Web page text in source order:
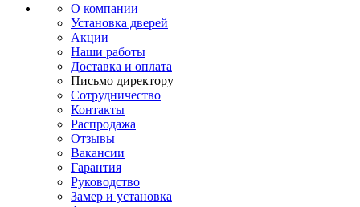
О компании
Установка дверей
Акции
Наши работы
Доставка и оплата
Письмо директору
Сотрудничество
Контакты
Распродажа
Отзывы
Вакансии
Гарантия
Руководство
Замер и установка